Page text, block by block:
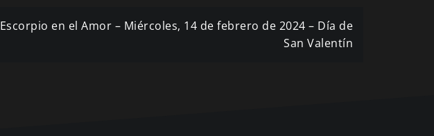
Escorpio en el Amor – Miércoles, 14 de febrero de 2024 – Día de
San Valentín